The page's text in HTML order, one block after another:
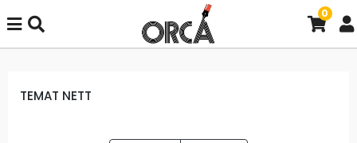
0
TEMAT NETT